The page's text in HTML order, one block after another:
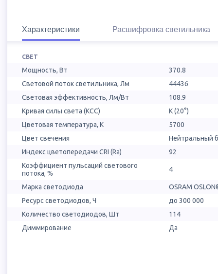
Характеристики Расшифровка светильника
СВЕТ
Мощность, Вт
370.8
Световой поток светильника, Лм
44436
Световая эффективность, Лм/Вт
108.9
Кривая силы света (КСС)
К (20°)
Цветовая температура, К
5700
Цвет свечения
Нейтральный
Индекс цветопередачи CRI (Ra)
92
Коэффициент пульсаций светового
потока, %
4
Марка светодиода
OSRAM
Ресурс светодиодов, Ч
до 300 000
Количество светодиодов, Шт
114
Диммирование
Да